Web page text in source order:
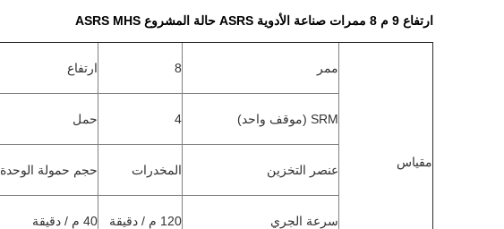
ارتفاع 9 م 8 ممرات صناعة الأدوية ASRS حالة المشروع ASRS MHS
مقياس
ممر 8 ارتفاع
SRM (موقف واحد) 4 حمل
عنصر التخزين المخدرات حجم حمولة الوحدة
سرعة الجري 120 م / دقيقة 40 م / دقيقة